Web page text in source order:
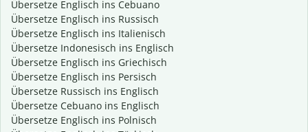
Übersetze Englisch ins Cebuano
Übersetze Englisch ins Russisch
Übersetze Englisch ins Italienisch
Übersetze Indonesisch ins Englisch
Übersetze Englisch ins Griechisch
Übersetze Englisch ins Persisch
Übersetze Russisch ins Englisch
Übersetze Cebuano ins Englisch
Übersetze Englisch ins Polnisch